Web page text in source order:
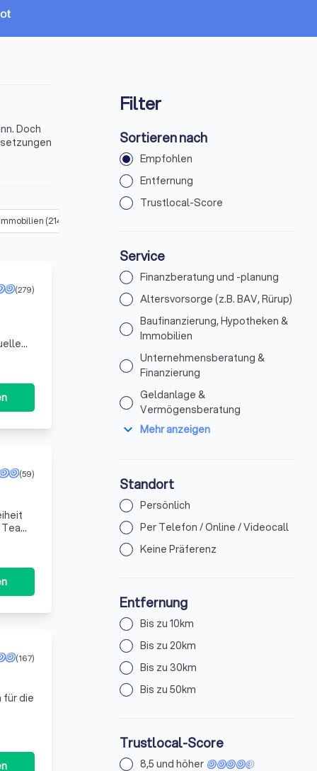
Doch
(214
(279)
(59)
(167)
für die
Filter
Sortieren nach
Empfohlen
Entfernung
Trustlocal-Score
Service
Finanzberatung und -planung
Altersvorsorge (z.B. BAV, Rürup)
Baufinanzierung, Hypotheken &
Immobilien
Unternehmensberatung &
Finanzierung
Geldanlage &
Vermögensberatung
expand_more Mehr anzeigen
Standort
Persönlich
Per Telefon / Online / Videocall
Keine Präferenz
Entfernung
Bis zu 10km
Bis zu 20km
Bis zu 30km
Bis zu 50km
Trustlocal-Score
8,5 und höher